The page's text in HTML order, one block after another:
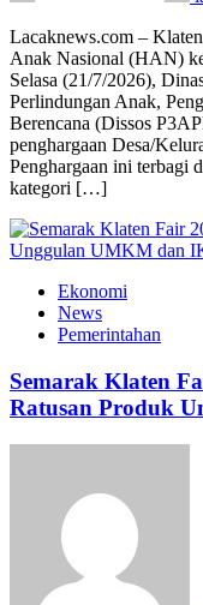
Lacaknews.com –
Anak Nasional (HAN)
Selasa (21/7/2026),
Perlindungan Anak,
Berencana (Dissos
penghargaan Desa/
Penghargaan ini terbagi
kategori […]
Ekonomi
News
Pemerintahan
Semarak Klaten
Ratusan Produk